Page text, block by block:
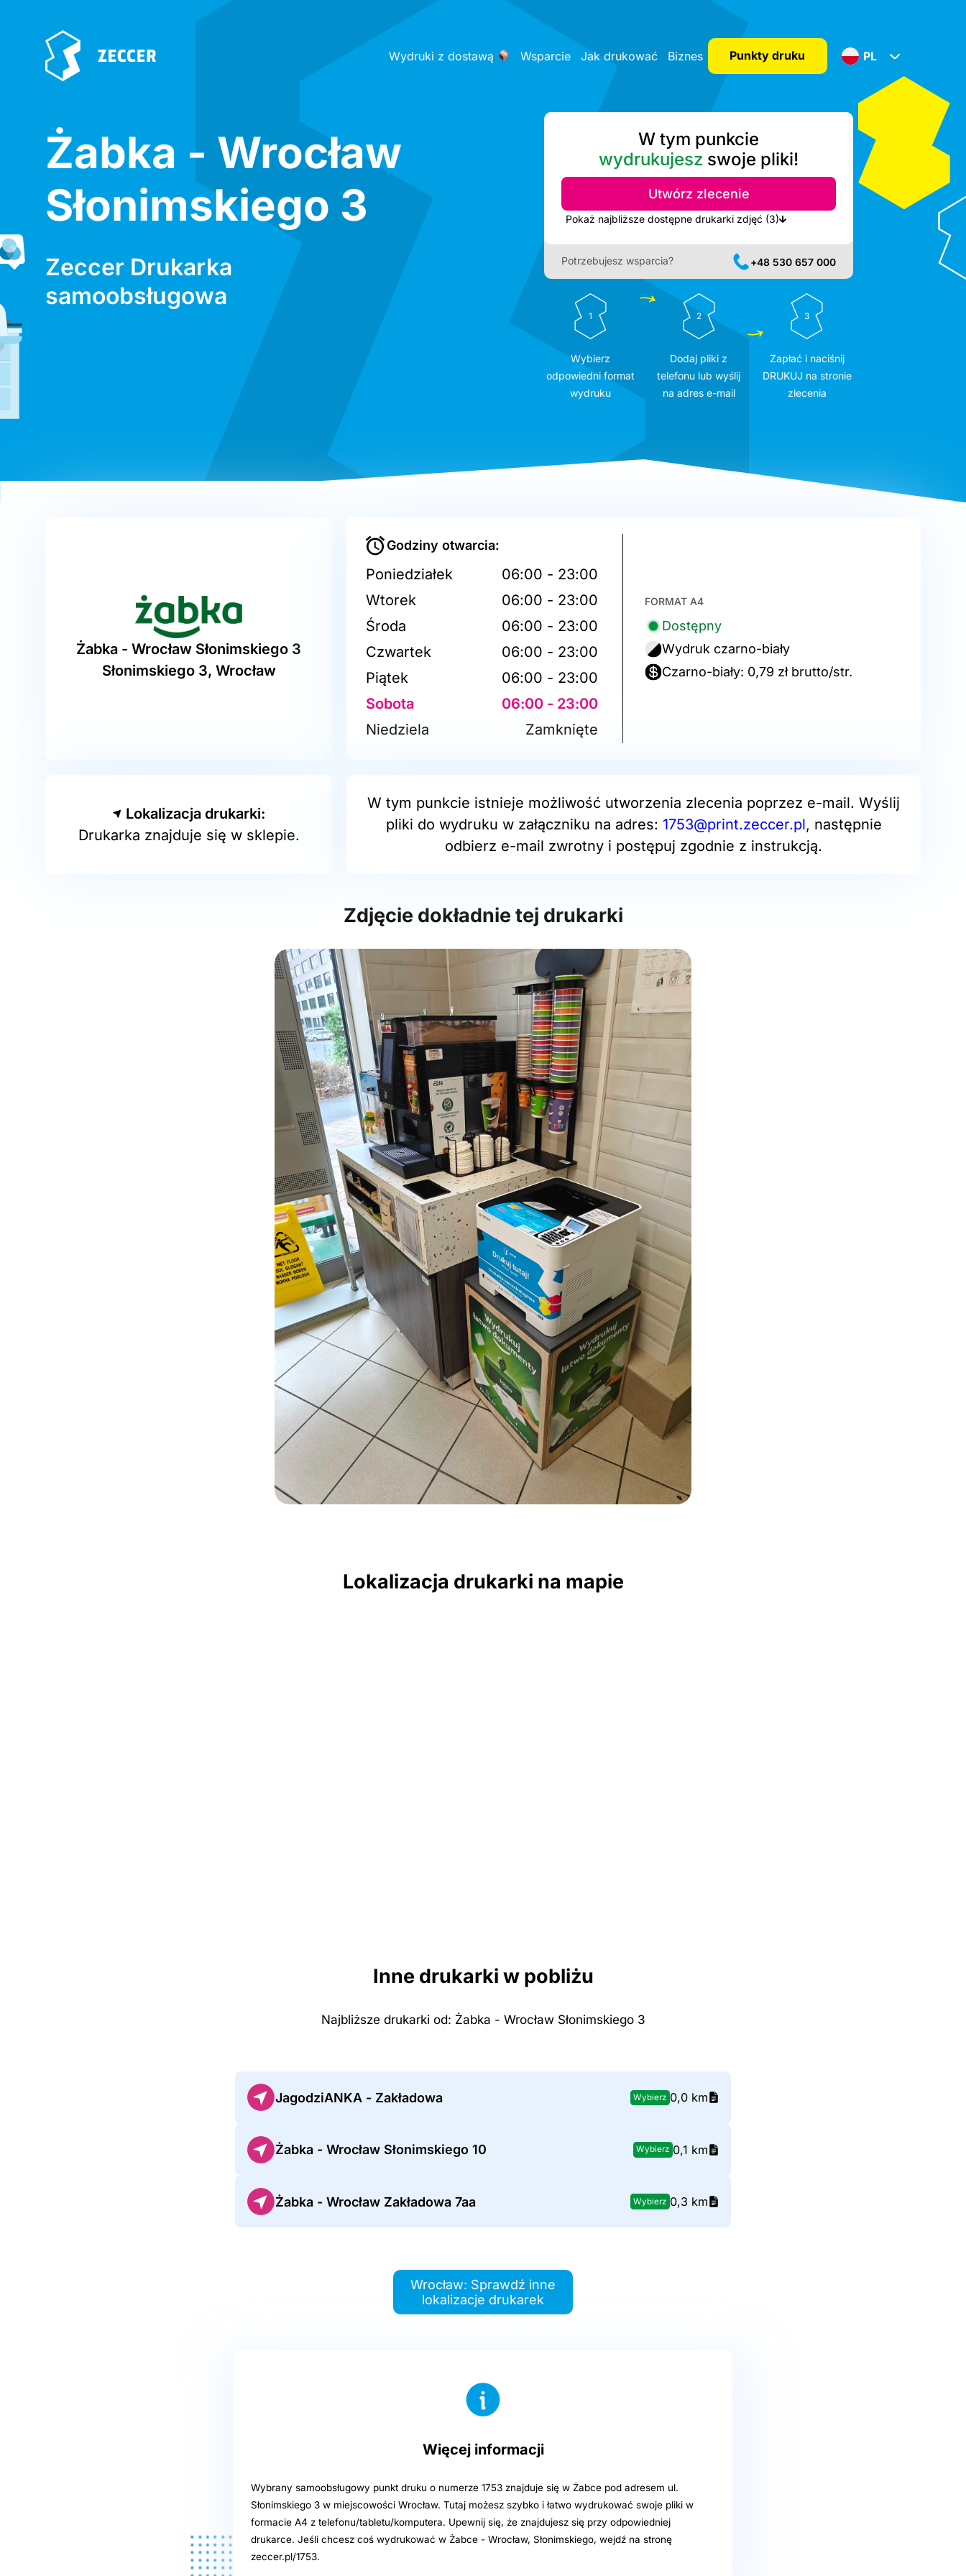
Wydruki z dostawą Wsparcie Jak drukować Biznes Punkty druku PL
Żabka - Wrocław
Słonimskiego 3
Zeccer Drukarka
samoobsługowa
W tym punkcie
wydrukujesz swoje pliki!
Utwórz zlecenie
Pokaż najbliższe dostępne drukarki zdjęć (3)
Potrzebujesz wsparcia? +48 530 657 000
1
Wybierz
odpowiedni format
wydruku
2
Dodaj pliki z
telefonu lub wyślij
na adres e-mail
3
Zapłać i naciśnij
DRUKUJ na stronie
zlecenia
Żabka - Wrocław Słonimskiego 3
Słonimskiego 3, Wrocław
Godziny otwarcia:
Poniedziałek
06:00 - 23:00
Wtorek
06:00 - 23:00
Środa
06:00 - 23:00
Czwartek
06:00 - 23:00
Piątek
06:00 - 23:00
Sobota
06:00 - 23:00
Niedziela
Zamknięte
FORMAT A4
Dostępny
Wydruk czarno-biały
Czarno-biały: 0,79 zł brutto/str.
Lokalizacja drukarki:
Drukarka znajduje się w sklepie.
W tym punkcie istnieje możliwość utworzenia zlecenia poprzez e-mail. Wyślij
pliki do wydruku w załączniku na adres: 1753@print.zeccer.pl, następnie
odbierz e-mail zwrotny i postępuj zgodnie z instrukcją.
Zdjęcie dokładnie tej drukarki
Lokalizacja drukarki na mapie
Inne drukarki w pobliżu
Najbliższe drukarki od: Żabka - Wrocław Słonimskiego 3
JagodziANKA - Zakładowa Wybierz 0,0 km
Żabka - Wrocław Słonimskiego 10 Wybierz 0,1 km
Żabka - Wrocław Zakładowa 7aa Wybierz 0,3 km
Wrocław: Sprawdź inne
lokalizacje drukarek
Więcej informacji
Wybrany samoobsługowy punkt druku o numerze 1753 znajduje się w Żabce pod adresem ul.
Słonimskiego 3 w miejscowości Wrocław. Tutaj możesz szybko i łatwo wydrukować swoje pliki w
formacie A4 z telefonu/tabletu/komputera. Upewnij się, że znajdujesz się przy odpowiedniej
drukarce. Jeśli chcesz coś wydrukować w Żabce - Wrocław, Słonimskiego, wejdź na stronę
zeccer.pl/1753.